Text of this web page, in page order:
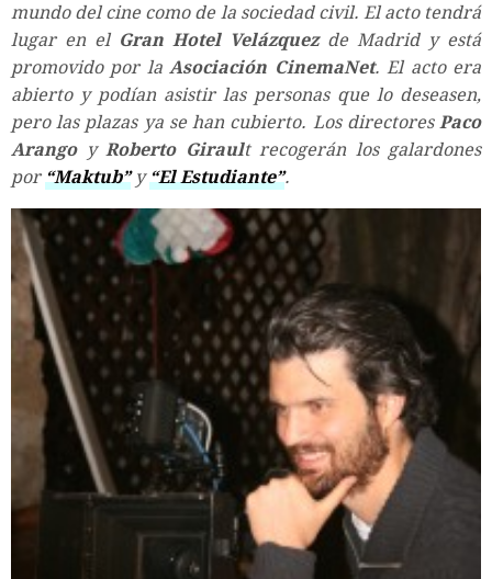
mundo del cine como de la sociedad civil. El acto tendrá
lugar en el Gran Hotel Velázquezde Madrid y está
promovido por laAsociación CinemaNet. El acto era
abierto y podían asistir las personas que lo deseasen,
pero las plazas ya se han cubierto. Los directores Paco
Arangoy Roberto Girault recogerán los galardones
por“Maktub”y“El Estudiante”.